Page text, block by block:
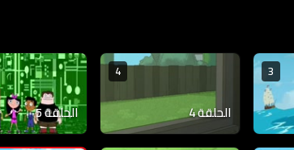
3
4
الحلقة 4 الحلقة 5